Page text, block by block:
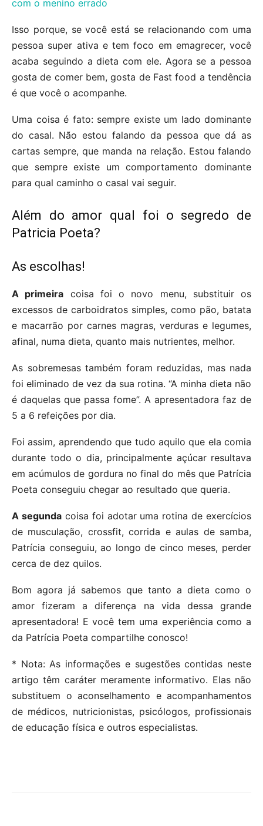
com o menino errado
Isso porque, se você está se relacionando com uma
pessoa super ativa e tem foco em emagrecer, você
acaba seguindo a dieta com ele. Agora se a pessoa
gosta de comer bem, gosta de Fast food a tendência
é que você o acompanhe.
Uma coisa é fato: sempre existe um lado dominante
do casal. Não estou falando da pessoa que dá as
cartas sempre, que manda na relação. Estou falando
que sempre existe um comportamento dominante
para qual caminho o casal vai seguir.
Além do amor qual foi o segredo de
Patricia Poeta?
As escolhas!
A primeira coisa foi o novo menu, substituir os
excessos de carboidratos simples, como pão, batata
e macarrão por carnes magras, verduras e legumes,
afinal, numa dieta, quanto mais nutrientes, melhor.
As sobremesas também foram reduzidas, mas nada
foi eliminado de vez da sua rotina. “A minha dieta não
é daquelas que passa fome”. A apresentadora faz de
5 a 6 refeições por dia.
Foi assim, aprendendo que tudo aquilo que ela comia
durante todo o dia, principalmente açúcar resultava
em acúmulos de gordura no final do mês que Patrícia
Poeta conseguiu chegar ao resultado que queria.
A segundacoisa foi adotar uma rotina de exercícios
de musculação, crossfit, corrida e aulas de samba,
Patrícia conseguiu, ao longo de cinco meses, perder
cerca de dez quilos.
Bom agora já sabemos que tanto a dieta como o
amor fizeram a diferença na vida dessa grande
apresentadora! E você tem uma experiência como a
da Patrícia Poeta compartilhe conosco!
* Nota: As informações e sugestões contidas neste
artigo têm caráter meramente informativo. Elas não
substituem o aconselhamento e acompanhamentos
de médicos, nutricionistas, psicólogos, profissionais
de educação física e outros especialistas.